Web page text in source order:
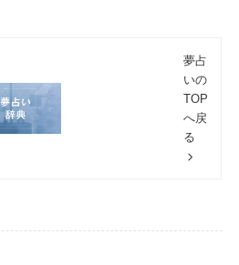
夢占
いの
TOP
へ戻
る